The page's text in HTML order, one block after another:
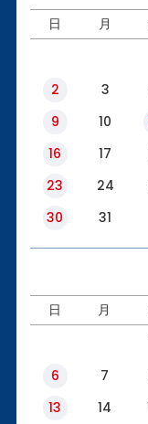
日 月
2
3
9
10
16
17
23
24
30
31
日 月
6
7
13
14